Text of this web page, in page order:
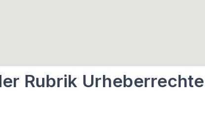
Rubrik Urheberrechte |